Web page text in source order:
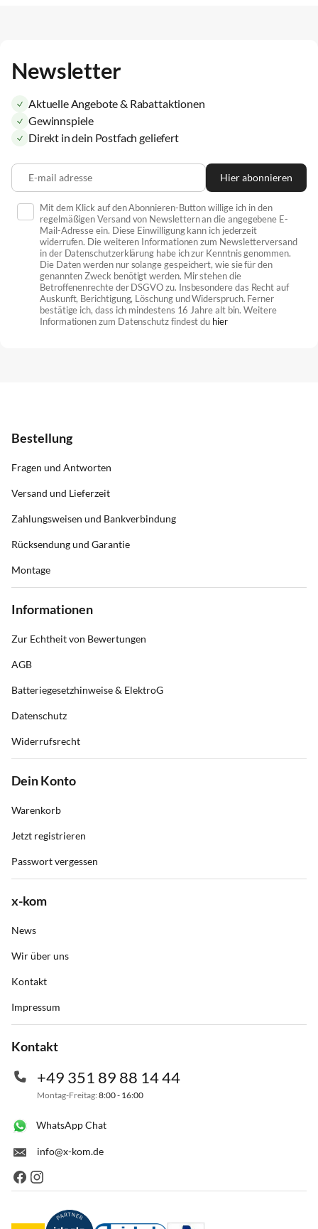
Newsletter
Aktuelle Angebote & Rabattaktionen
Gewinnspiele
Direkt in dein Postfach geliefert
E-mail adresse Hier abonnieren
Mit dem Klick auf den Abonnieren-Button willige ich in den
regelmäßigen Versand von Newslettern an die angegebene E-
Mail-Adresse ein. Diese Einwilligung kann ich jederzeit
widerrufen. Die weiteren Informationen zum Newsletterversand
in der Datenschutzerklärung habe ich zur Kenntnis genommen.
Die Daten werden nur solange gespeichert, wie sie für den
genannten Zweck benötigt werden. Mir stehen die
Betroffenenrechte der DSGVO zu. Insbesondere das Recht auf
Auskunft, Berichtigung, Löschung und Widerspruch. Ferner
bestätige ich, dass ich mindestens 16 Jahre alt bin. Weitere
Informationen zum Datenschutz findest du hier
Bestellung
Fragen und Antworten
Versand und Lieferzeit
Zahlungsweisen und Bankverbindung
Rücksendung und Garantie
Montage
Informationen
Zur Echtheit von Bewertungen
AGB
Batteriegesetzhinweise & ElektroG
Datenschutz
Widerrufsrecht
Dein Konto
Warenkorb
Jetzt registrieren
Passwort vergessen
x-kom
News
Wir über uns
Kontakt
Impressum
Kontakt
+49 351 89 88 14 44
Montag-Freitag: 8:00 - 16:00
WhatsApp Chat
info@x-kom.de